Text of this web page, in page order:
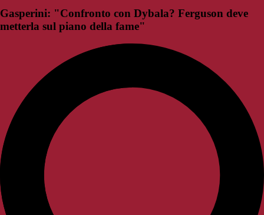
Gasperini: "Confronto con Dybala? Ferguson deve
metterla sul piano della fame"